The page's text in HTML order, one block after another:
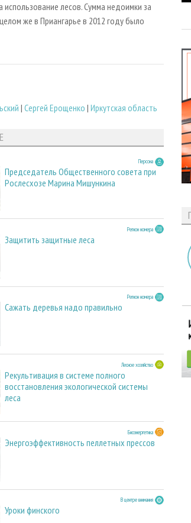
лесов. Сумма недоимки за
же в Приангарье в 2012 году было
| Сергей Ерощенко | Иркутская область
Персона
Председатель Общественного совета при
Рослесхозе Марина Мишункина
Регион номера
Защитить защитные леса
Регион номера
Сажать деревья надо правильно
Лесное хозяйство
Рекультивация в системе полного
восстановления экологической системы
леса
Биоэнергетика
Энергоэффективность пеллетных прессов
В центре внимания
Уроки финского